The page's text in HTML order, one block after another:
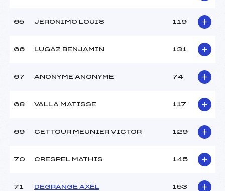
65 JERONIMO LOUIS 119
66 LUGAZ BENJAMIN 131
67 ANONYME ANONYME 74
68 VALLA MATISSE 117
69 CETTOUR MEUNIER VICTOR 129
70 CRESPEL MATHIS 145
71 DEGRANGE AXEL 153